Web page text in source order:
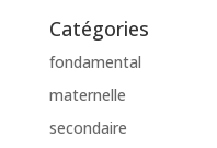
Catégories
fondamental
maternelle
secondaire